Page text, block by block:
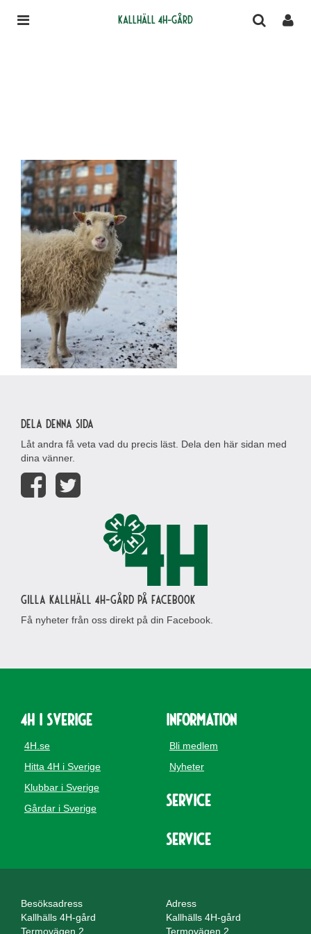
Kallhäll 4H-gård
Dela denna sida
Låt andra få veta vad du precis läst. Dela den här sidan med
dina vänner.
Gilla Kallhäll 4H-gård på Facebook
Få nyheter från oss direkt på din Facebook.
4H i Sverige
4H.se
Hitta 4H i Sverige
Klubbar i Sverige
Gårdar i Sverige
Information
Bli medlem
Nyheter
Service
Service
Besöksadress
Kallhälls 4H-gård
Termovägen 2
Adress
Kallhälls 4H-gård
Termovägen 2